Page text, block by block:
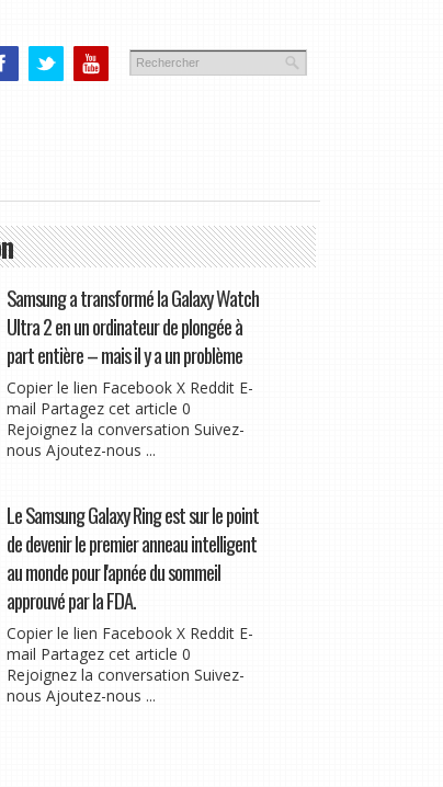
Samsung a transformé la Galaxy Watch
Ultra 2 en un ordinateur de plongée à
part entière – mais il y a un problème
Copier le lien Facebook X Reddit E-
mail Partagez cet article 0
Rejoignez la conversation Suivez-
nous Ajoutez-nous ...
Le Samsung Galaxy Ring est sur le point
de devenir le premier anneau intelligent
au monde pour l'apnée du sommeil
approuvé par la FDA.
Copier le lien Facebook X Reddit E-
mail Partagez cet article 0
Rejoignez la conversation Suivez-
nous Ajoutez-nous ...